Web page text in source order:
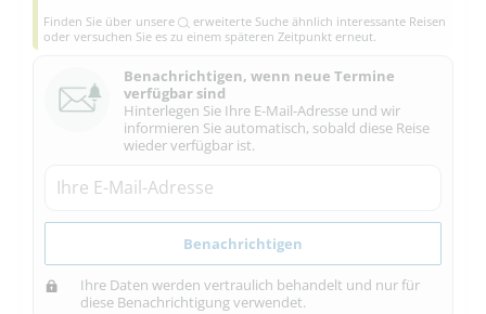
Finden Sie über unsere
erweiterte Suche ähnlich interessante Reisen
oder versuchen Sie es zu einem späteren Zeitpunkt erneut.
Benachrichtigen, wenn neue Termine
verfügbar sind
Hinterlegen Sie Ihre E-Mail-Adresse und wir
informieren Sie automatisch, sobald diese Reise
wieder verfügbar ist.
Benachrichtigen
Ihre Daten werden vertraulich behandelt und nur für
diese Benachrichtigung verwendet.